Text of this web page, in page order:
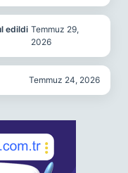
edildi Temmuz 29,
2026
Temmuz 24, 2026